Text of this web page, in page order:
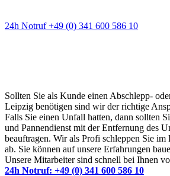
24h Notruf +49 (0) 341 600 586 10
Sollten Sie als Kunde einen Abschlepp-
Leipzig benötigen sind wir der richtige
Falls Sie einen Unfall hatten, dann sollten
und Pannendienst mit der Entfernung des
beauftragen. Wir als Profi schleppen Sie im
ab. Sie können auf unsere Erfahrungen
Unsere Mitarbeiter sind schnell bei Ihnen
24h Notruf: +49 (0) 341 600 586 10